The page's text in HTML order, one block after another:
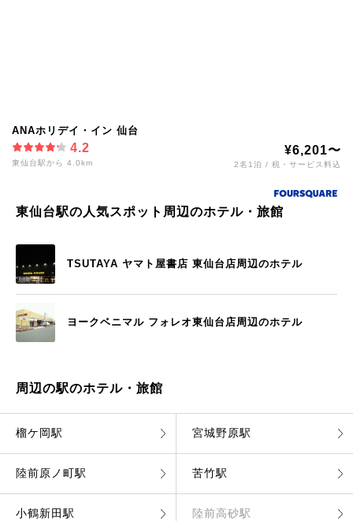
ANAホリデイ・イン 仙台
4.2
東仙台駅から 4.0km
¥6,201〜
2名1泊 / 税・サービス料込
東仙台駅の人気スポット周辺のホテル・旅館
TSUTAYA ヤマト屋書店 東仙台店周辺のホテル
ヨークベニマル フォレオ東仙台店周辺のホテル
周辺の駅のホテル・旅館
榴ケ岡駅 宮城野原駅
陸前原ノ町駅 苦竹駅
小鶴新田駅 陸前高砂駅